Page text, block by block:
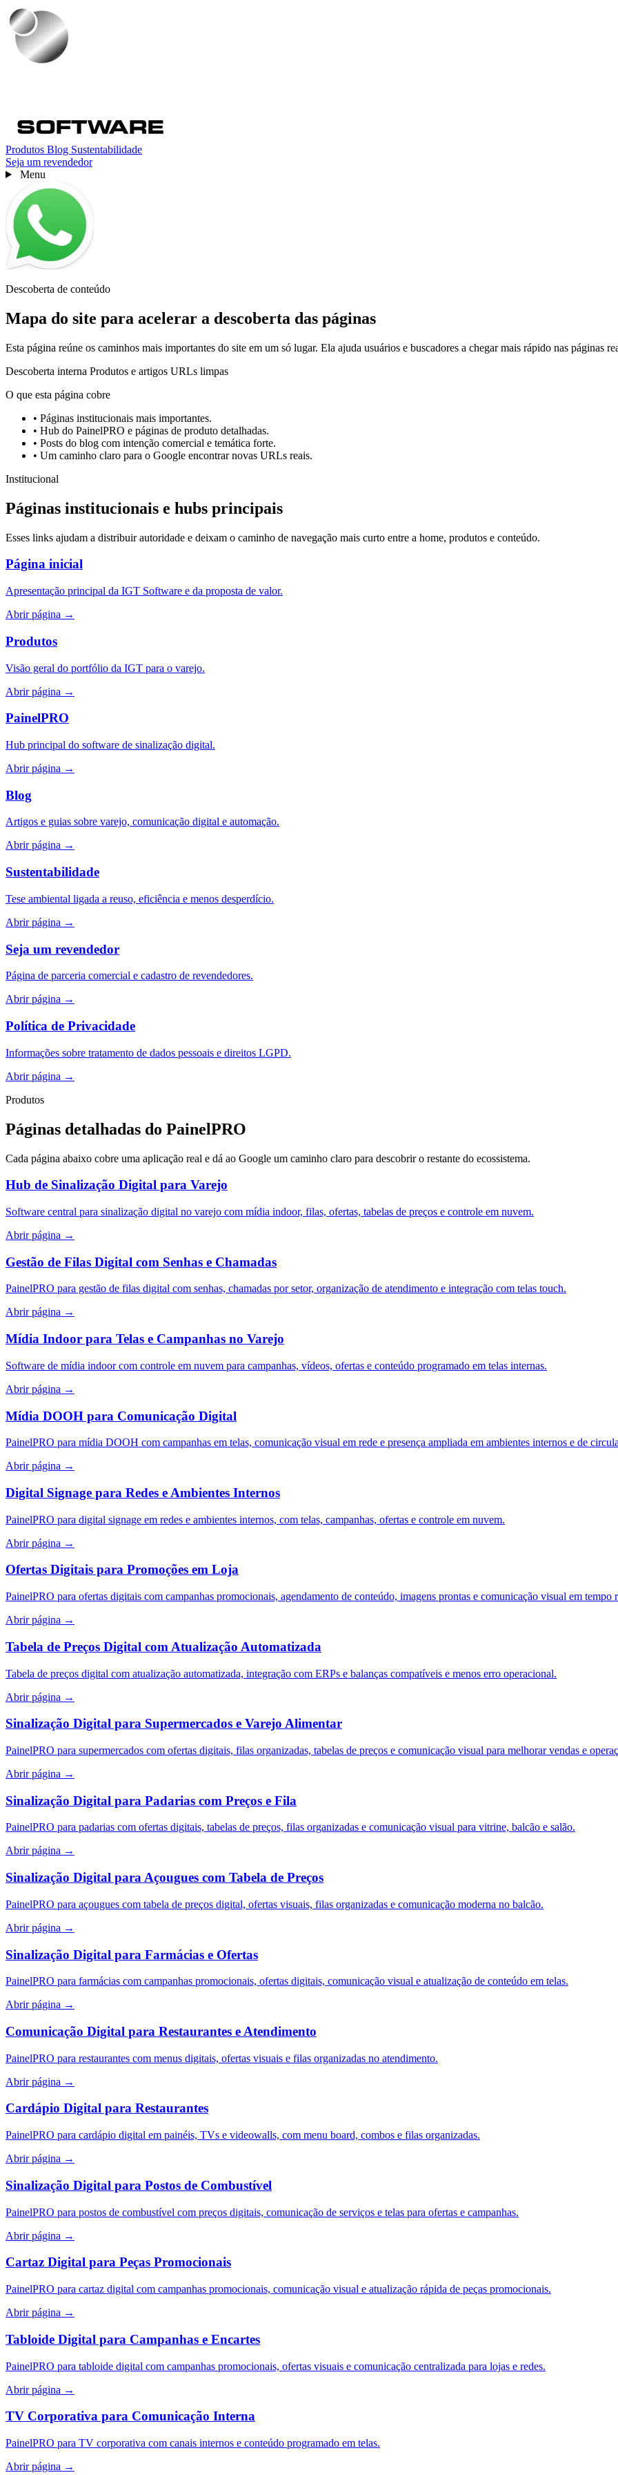
Produtos Blog Sustentabilidade
Seja um revendedor
Menu
Descoberta de conteúdo
Mapa do site para acelerar a descoberta das páginas
Esta página reúne os caminhos mais importantes do site em um só lugar. Ela ajuda usuários e buscadores a chegar mais rápido nas páginas
Descoberta interna Produtos e artigos URLs limpas
O que esta página cobre
• Páginas institucionais mais importantes.
• Hub do PainelPRO e páginas de produto detalhadas.
• Posts do blog com intenção comercial e temática forte.
• Um caminho claro para o Google encontrar novas URLs reais.
Institucional
Páginas institucionais e hubs principais
Esses links ajudam a distribuir autoridade e deixam o caminho de navegação mais curto entre a home, produtos e conteúdo.
Página inicial
Apresentação principal da IGT Software e da proposta de valor.
Abrir página →
Produtos
Visão geral do portfólio da IGT para o varejo.
Abrir página →
PainelPRO
Hub principal do software de sinalização digital.
Abrir página →
Blog
Artigos e guias sobre varejo, comunicação digital e automação.
Abrir página →
Sustentabilidade
Tese ambiental ligada a reuso, eficiência e menos desperdício.
Abrir página →
Seja um revendedor
Página de parceria comercial e cadastro de revendedores.
Abrir página →
Política de Privacidade
Informações sobre tratamento de dados pessoais e direitos LGPD.
Abrir página →
Produtos
Páginas detalhadas do PainelPRO
Cada página abaixo cobre uma aplicação real e dá ao Google um caminho claro para descobrir o restante do ecossistema.
Hub de Sinalização Digital para Varejo
Software central para sinalização digital no varejo com mídia indoor, filas, ofertas, tabelas de preços e controle em nuvem.
Abrir página →
Gestão de Filas Digital com Senhas e Chamadas
PainelPRO para gestão de filas digital com senhas, chamadas por setor, organização de atendimento e integração com telas touch.
Abrir página →
Mídia Indoor para Telas e Campanhas no Varejo
Software de mídia indoor com controle em nuvem para campanhas, vídeos, ofertas e conteúdo programado em telas internas.
Abrir página →
Mídia DOOH para Comunicação Digital
PainelPRO para mídia DOOH com campanhas em telas, comunicação visual em rede e presença ampliada em ambientes internos e de
Abrir página →
Digital Signage para Redes e Ambientes Internos
PainelPRO para digital signage em redes e ambientes internos, com telas, campanhas, ofertas e controle em nuvem.
Abrir página →
Ofertas Digitais para Promoções em Loja
PainelPRO para ofertas digitais com campanhas promocionais, agendamento de conteúdo, imagens prontas e comunicação visual em tempo
Abrir página →
Tabela de Preços Digital com Atualização Automatizada
Tabela de preços digital com atualização automatizada, integração com ERPs e balanças compatíveis e menos erro operacional.
Abrir página →
Sinalização Digital para Supermercados e Varejo Alimentar
PainelPRO para supermercados com ofertas digitais, filas organizadas, tabelas de preços e comunicação visual para melhorar vendas e
Abrir página →
Sinalização Digital para Padarias com Preços e Fila
PainelPRO para padarias com ofertas digitais, tabelas de preços, filas organizadas e comunicação visual para vitrine, balcão e salão.
Abrir página →
Sinalização Digital para Açougues com Tabela de Preços
PainelPRO para açougues com tabela de preços digital, ofertas visuais, filas organizadas e comunicação moderna no balcão.
Abrir página →
Sinalização Digital para Farmácias e Ofertas
PainelPRO para farmácias com campanhas promocionais, ofertas digitais, comunicação visual e atualização de conteúdo em telas.
Abrir página →
Comunicação Digital para Restaurantes e Atendimento
PainelPRO para restaurantes com menus digitais, ofertas visuais e filas organizadas no atendimento.
Abrir página →
Cardápio Digital para Restaurantes
PainelPRO para cardápio digital em painéis, TVs e videowalls, com menu board, combos e filas organizadas.
Abrir página →
Sinalização Digital para Postos de Combustível
PainelPRO para postos de combustível com preços digitais, comunicação de serviços e telas para ofertas e campanhas.
Abrir página →
Cartaz Digital para Peças Promocionais
PainelPRO para cartaz digital com campanhas promocionais, comunicação visual e atualização rápida de peças promocionais.
Abrir página →
Tabloide Digital para Campanhas e Encartes
PainelPRO para tabloide digital com campanhas promocionais, ofertas visuais e comunicação centralizada para lojas e redes.
Abrir página →
TV Corporativa para Comunicação Interna
PainelPRO para TV corporativa com canais internos e conteúdo programado em telas.
Abrir página →